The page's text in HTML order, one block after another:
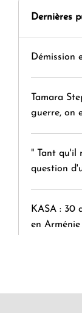
Dernières
Démission
Tamara
guerre, on
" Tant qu'il
question
KASA : 30
en Arménie